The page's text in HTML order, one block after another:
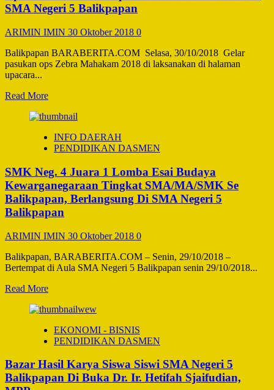
KABABUPATEN
NUNUKAN
LAKSANAKAN
TES
CPNS
SMA Negeri 5 Balikpapan
ARIMIN IMIN 30 Oktober 2018 0
Balikpapan BARABERITA.COM Selasa, 30/10/2018 Gelar
pasukan ops Zebra Mahakam 2018 di laksanakan di halaman
upacara...
Read MoreRead
about
Gelar
Pasukan
Zebra
Mahakam
2018
Di
SMA
5
INFO DAERAH
PENDIDIKAN DASMEN
SMK Neg. 4 Juara 1 Lomba Esai Budaya
Kewarganegaraan Tingkat SMA/MA/SMK Se
Balikpapan, Berlangsung Di SMA Negeri 5
Balikpapan
ARIMIN IMIN 30 Oktober 2018 0
Balikpapan, BARABERITA.COM – Senin, 29/10/2018 –
Bertempat di Aula SMA Negeri 5 Balikpapan senin 29/10/2018...
Read MoreRead
about
Neg.
1
Lomba
EKONOMI - BISNIS
PENDIDIKAN DASMEN
Bazar Hasil Karya Siswa Siswi SMA Negeri 5
Balikpapan Di Buka Dr. Ir. Hetifah Sjaifudian,